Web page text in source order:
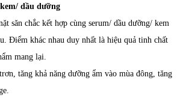
dầu dưỡng
săn chắc kết hợp cùng serum/ dầu dưỡng/ kem
Điểm khác nhau duy nhất là hiệu quả tinh chất
mang lại.
tăng khả năng dưỡng ẩm vào mùa đông, tăng